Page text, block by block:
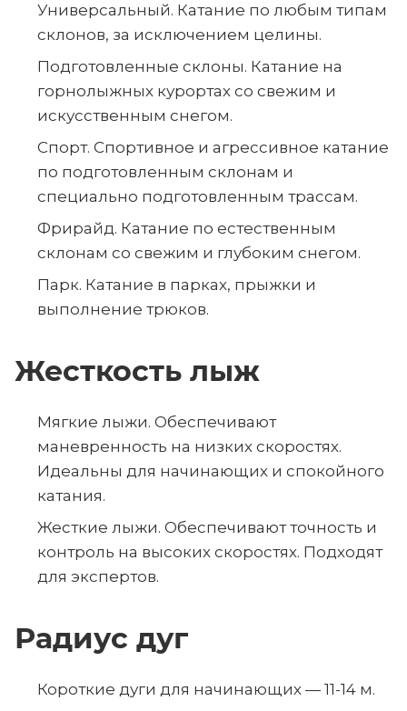
Универсальный. Катание по любым типам
склонов, за исключением целины.
Подготовленные склоны. Катание на
горнолыжных курортах со свежим и
искусственным снегом.
Спорт. Спортивное и агрессивное катание
по подготовленным склонам и
специально подготовленным трассам.
Фрирайд. Катание по естественным
склонам со свежим и глубоким снегом.
Парк. Катание в парках, прыжки и
выполнение трюков.
Жесткость лыж
Мягкие лыжи. Обеспечивают
маневренность на низких скоростях.
Идеальны для начинающих и спокойного
катания.
Жесткие лыжи. Обеспечивают точность и
контроль на высоких скоростях. Подходят
для экспертов.
Радиус дуг
Короткие дуги для начинающих — 11-14 м.